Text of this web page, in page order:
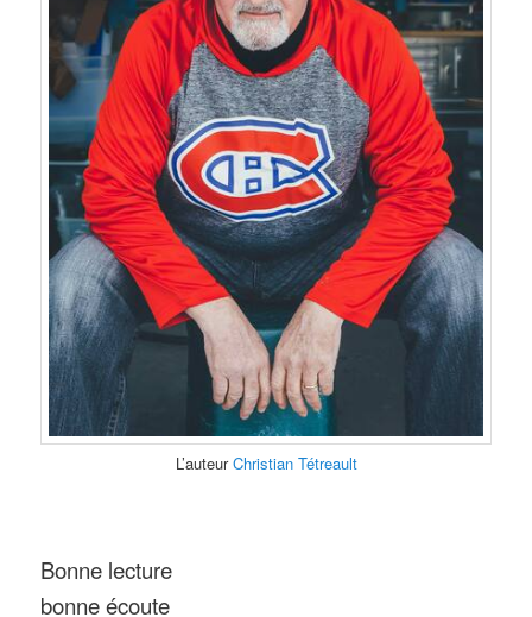
L’auteurChristian Tétreault
Bonne lecture
bonne écoute